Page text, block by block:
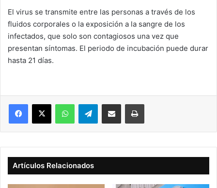
El virus se transmite entre las personas a través de los
fluidos corporales o la exposición a la sangre de los
infectados, que solo son contagiosos una vez que
presentan síntomas. El periodo de incubación puede durar
hasta 21 días.
Facebook
X WhatsAppTelegramCompartir vía correo electrónicoImprimir
Artículos Relacionados